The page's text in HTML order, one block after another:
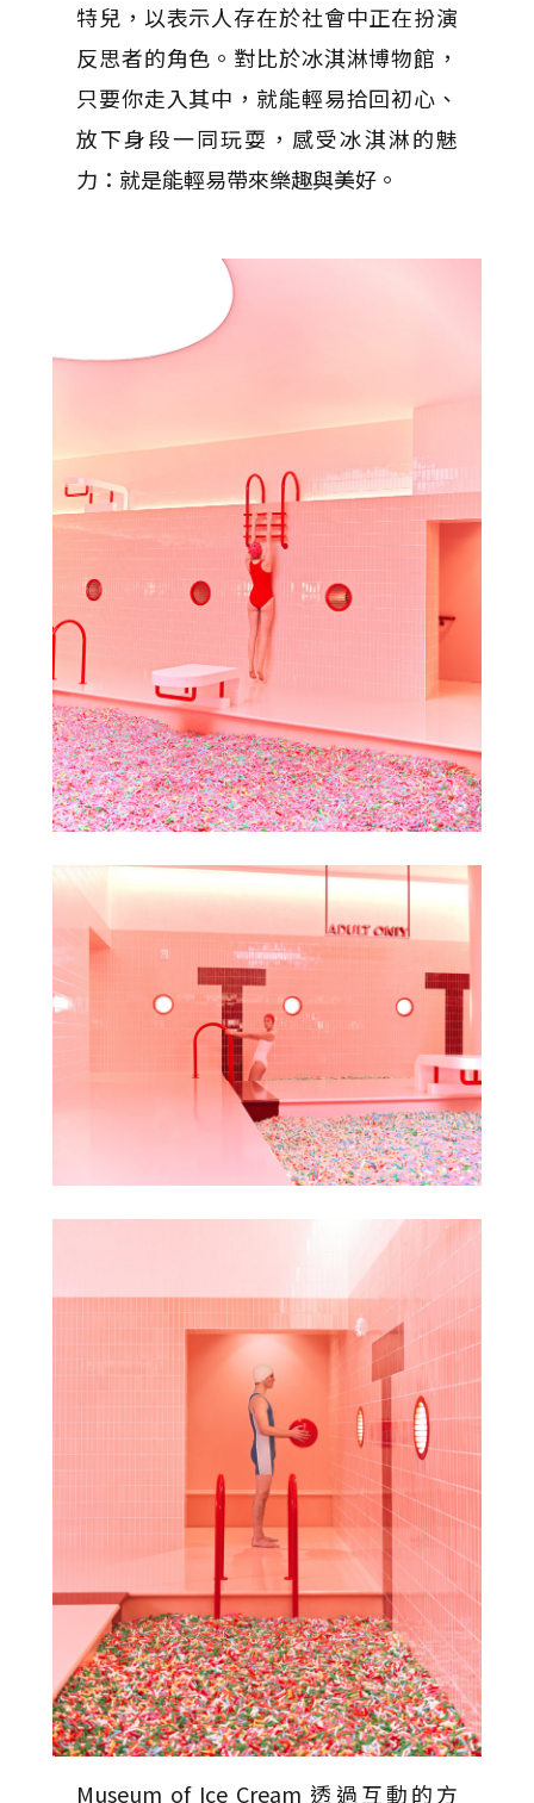
特兒，以表示人存在於社會中正在扮演
反思者的角色。對比於冰淇淋博物館，
只要你走入其中，就能輕易拾回初心、
放下身段一同玩耍，感受冰淇淋的魅
力：就是能輕易帶來樂趣與美好。
Museum of Ice Cream 透過互動的方